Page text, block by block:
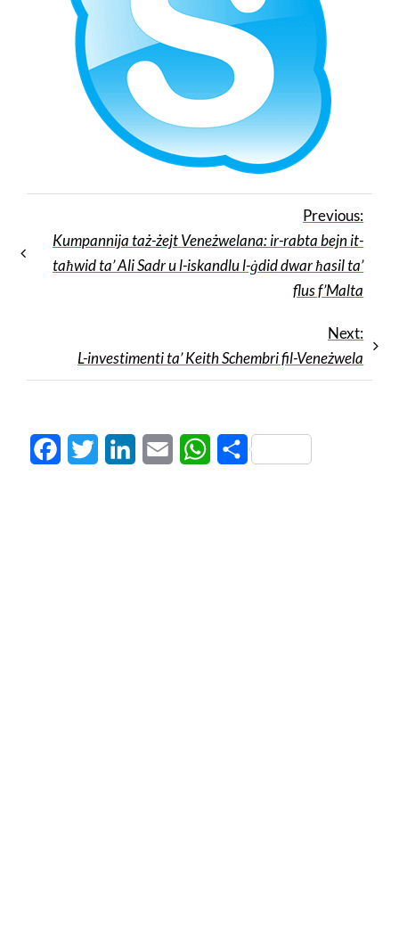
Previous:
Kumpannija taż-żejt Veneżwelana: ir-rabta bejn it-
taħwid ta’ Ali Sadr u l-iskandlu l-ġdid dwar ħasil ta’
flus f’Malta
Next:
L-investimenti ta’ Keith Schembri fil-Veneżwela
FacebookTwitter LinkedInEmail WhatsApp
Share